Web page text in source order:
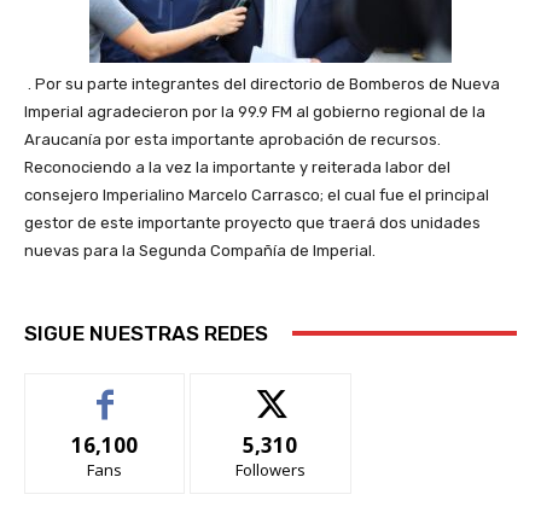
. Por su parte integrantes del directorio de Bomberos de Nueva
Imperial agradecieron por la 99.9 FM al gobierno regional de la
Araucanía por esta importante aprobación de recursos.
Reconociendo a la vez la importante y reiterada labor del
consejero Imperialino Marcelo Carrasco; el cual fue el principal
gestor de este importante proyecto que traerá dos unidades
nuevas para la Segunda Compañía de Imperial.
SIGUE NUESTRAS REDES
16,100
Fans
5,310
Followers